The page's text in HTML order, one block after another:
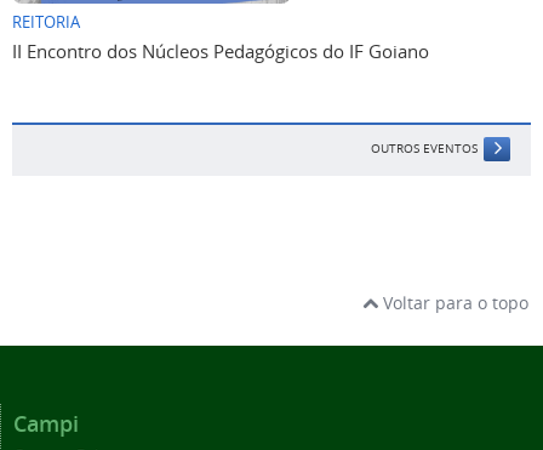
REITORIA
II Encontro dos Núcleos Pedagógicos do IF Goiano
OUTROS EVENTOS
Voltar para o topo
Campi